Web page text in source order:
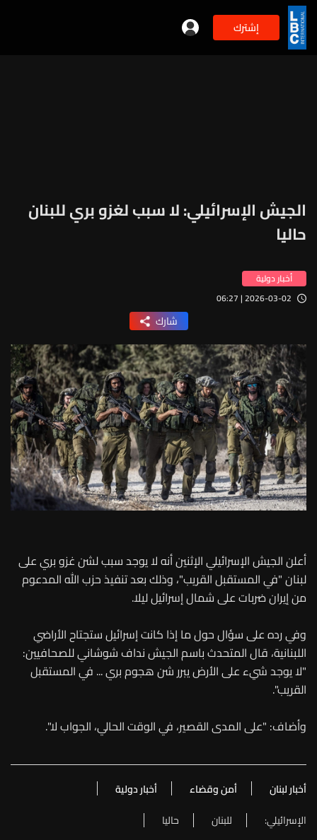
إشترك
الجيش الإسرائيلي: لا سبب لغزو بري للبنان
حاليا
أخبار دولية
2026-03-02 | 06:27
شارك
أعلن الجيش الإسرائيلي الإثنين أنه لا يوجد سبب لشن غزو بري على
لبنان "في المستقبل القريب"، وذلك بعد تنفيذ حزب الله المدعوم
من إيران ضربات على شمال إسرائيل ليلا.
وفي رده على سؤال حول ما إذا كانت إسرائيل ستجتاح الأراضي
اللبنانية، قال المتحدث باسم الجيش نداف شوشاني للصحافيين:
"لا يوجد شيء على الأرض يبرر شن هجوم بري ... في المستقبل
القريب".
وأضاف: "على المدى القصير، في الوقت الحالي، الجواب لا".
أخبار لبنان أمن وقضاء
أخبار دولية
الإسرائيلي:
للبنان حاليا